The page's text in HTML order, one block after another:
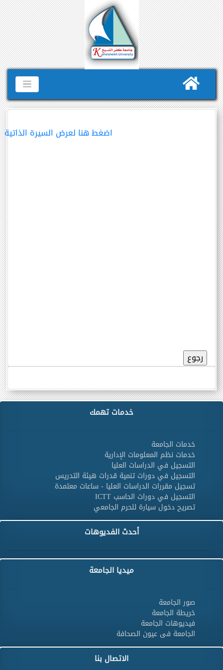
اضغط هنا لعرض السيرة الذاتية
خدمات تهمك
خدمات الجامعة
خدمات نظم المعلومات الإدارية
التسجيل في الدراسات العليا
التسجيل في دورات تنمية قدرات هيئة التدريس
تسجيل مقررات الدراسات العليا - ساعات معتمدة
التسجيل في دورات الحاسب ICTT
تصريح دخول سيارة للحرم الجامعي
أحدث الفديوهات
ميديا الجامعة
صور الجامعة
خريطة الجامعة
فيديوهات الجامعة
الجامعة فى عيون الصحافة
الاتصال بنا